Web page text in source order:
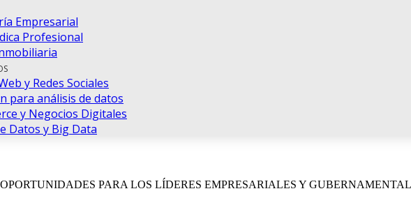
Empresarial
Profesional
y Redes Sociales
para análisis de datos
y Negocios Digitales
Datos y Big Data
PARA LOS LÍDERES EMPRESARIALES Y